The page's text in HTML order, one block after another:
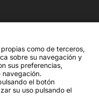
como de terceros,
sobre su navegación y
sus preferencias,
el botón
su uso pulsando el
Política de privacidad
Condiciones de venta
Envíos y devoluciones